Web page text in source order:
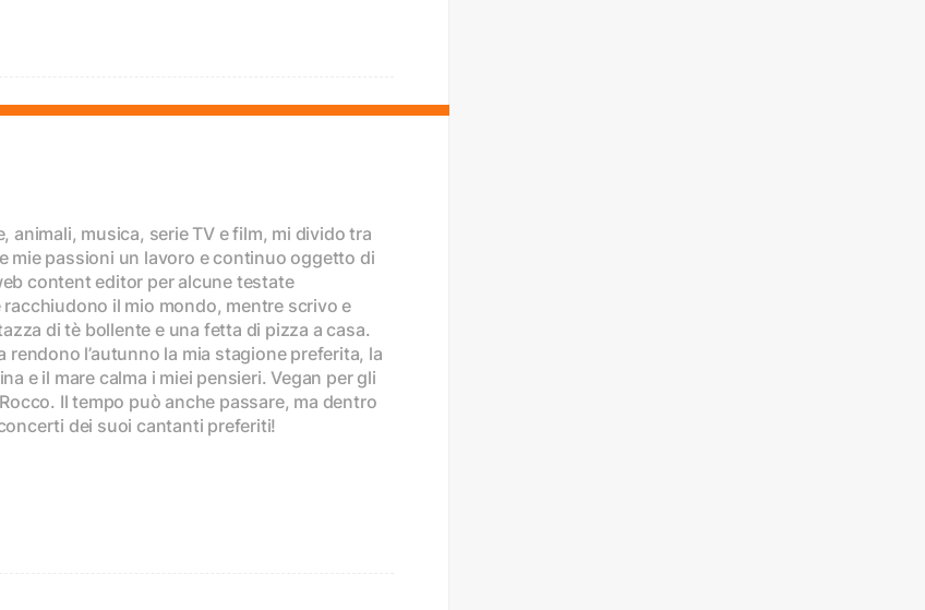
musica, serie TV e film, mi divido tra
mie passioni un lavoro e continuo oggetto di
content editor per alcune testate
il mio mondo, mentre scrivo e
di tè bollente e una fetta di pizza a casa.
l’autunno la mia stagione preferita, la
e il mare calma i miei pensieri. Vegan per gli
Il tempo può anche passare, ma dentro
dei suoi cantanti preferiti!